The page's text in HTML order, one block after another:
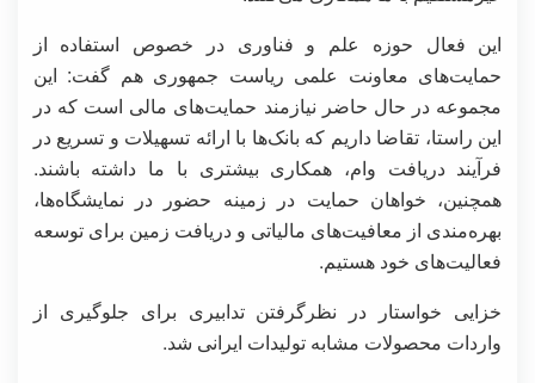
این فعال حوزه علم و فناوری در خصوص استفاده از
حمایت‌های معاونت علمی ریاست جمهوری هم گفت: این
مجموعه در حال حاضر نیازمند حمایت‌های مالی است که در
این راستا، تقاضا داریم که بانک‌ها با ارائه تسهیلات و تسریع در
فرآیند دریافت وام، همکاری بیشتری با ما داشته باشند.
همچنین، خواهان حمایت در زمینه‌ حضور در نمایشگاه‌ها،
بهره‌مندی از معافیت‌های مالیاتی و دریافت زمین برای توسعه
فعالیت‌های خود هستیم.
خزایی خواستار در نظرگرفتن تدابیری برای جلوگیری از
واردات محصولات مشابه تولیدات ایرانی شد.